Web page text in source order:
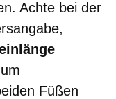
Achte bei der
Füßen